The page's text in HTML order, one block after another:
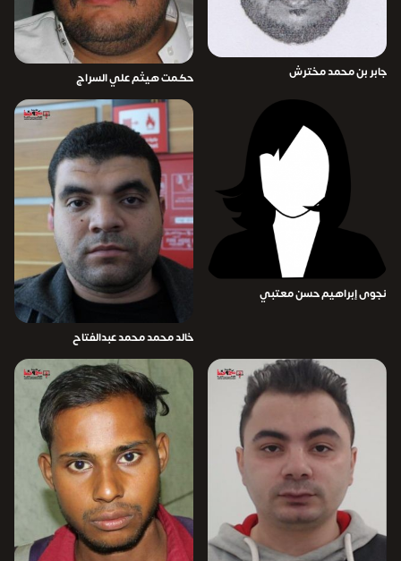
جابر بن محمد مخترش حكمت هيثم علي السراج
نجوى إبراهيم حسن معتبي
خالد محمد محمد عبدالفتاح